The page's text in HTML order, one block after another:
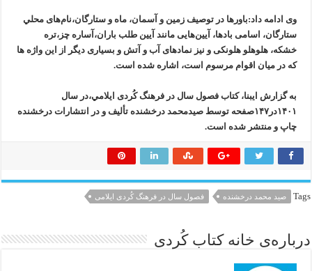
وی ادامه داد:باورها در توصيف زمين و آسمان، ماه و ستارگان،نام‌های محلي
ستارگان، اسامی بادها، آيين‌هايی مانند آيين طلب باران،آساره چز،تره
خشكه، هلوهلو هلونكی و نيز نمادهای آب و آتش و بسياری ديگر از اين واژه ها
كه در میان اقوام مرسوم است، اشاره شده است.
به گزارش ایبنا، كتاب فصول سال در فرهنگ كُردی ايلامي،در سال
۱۴۰۱در۱۴۷صفحه توسط صيدمحمد درخشنده تأليف و در انتشارات درخشنده
چاپ و منتشر شده است.
Tags صید محمد درخشنده فصول سال در فرهنگ كُردی ايلامی
درباره‌ی خانه کتاب کُردی